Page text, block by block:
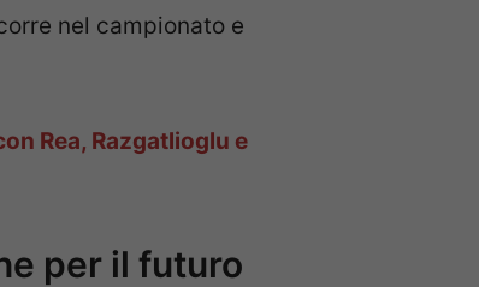
nel campionato e
Rea, Razgatlioglu e
per il futuro